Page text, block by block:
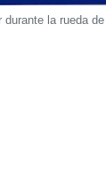
la rueda